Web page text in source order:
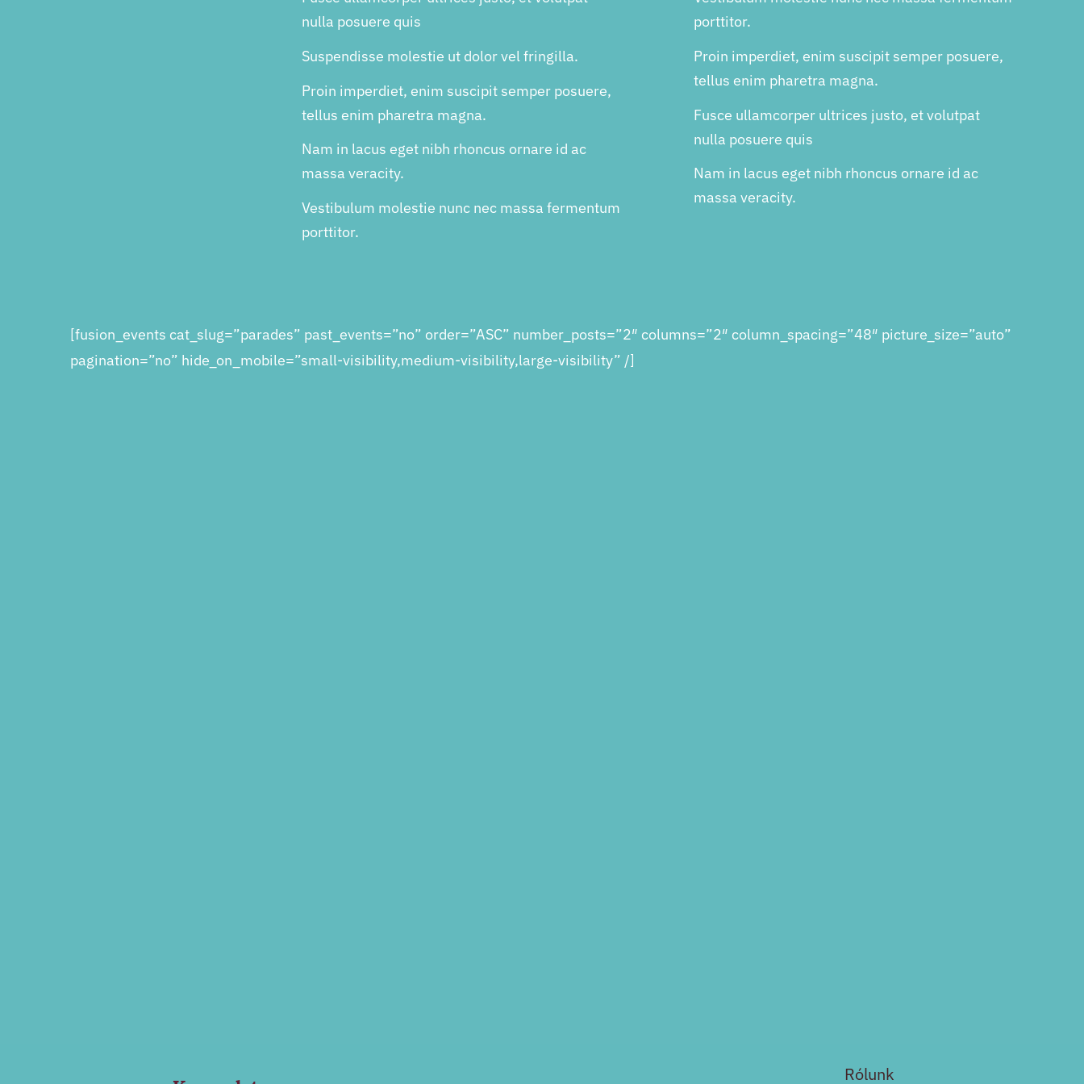
nulla posuere quis
Suspendisse molestie ut dolor vel fringilla.
Proin imperdiet, enim suscipit semper posuere,
tellus enim pharetra magna.
Nam in lacus eget nibh rhoncus ornare id ac
massa veracity.
Vestibulum molestie nunc nec massa fermentum
porttitor.
porttitor.
Proin imperdiet, enim suscipit semper posuere,
tellus enim pharetra magna.
Fusce ullamcorper ultrices justo, et volutpat
nulla posuere quis
Nam in lacus eget nibh rhoncus ornare id ac
massa veracity.
[fusion_events cat_slug=”parades” past_events=”no” order=”ASC” number_posts=”2″ columns=”2″ column_spacing=”48″ picture_size=”auto”
pagination=”no” hide_on_mobile=”small-visibility,medium-visibility,large-visibility” /]
Rólunk